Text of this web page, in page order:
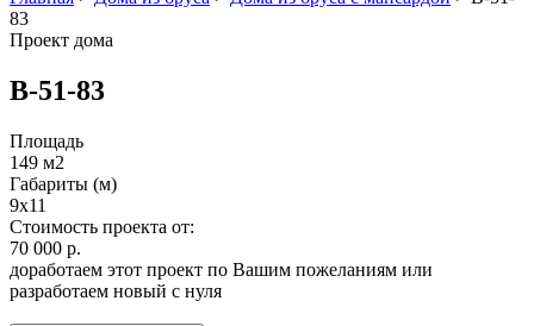
83
Проект дома
B-51-83
Площадь
149 м2
Габариты (м)
9x11
Стоимость проекта от:
70 000 р.
доработаем этот проект по Вашим пожеланиям или
разработаем новый с нуля